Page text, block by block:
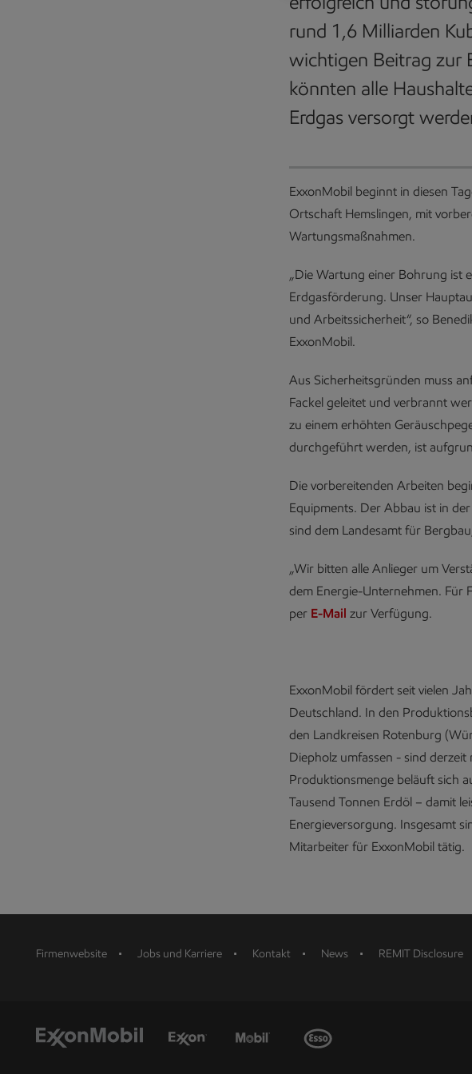
rund 1,6 Milliarden
wichtigen Beitrag zur
könnten alle
Erdgas versorgt
ExxonMobil beginnt in diesen
Ortschaft Hemslingen, mit
Wartungsmaßnahmen.
„Die Wartung einer Bohrung ist
Erdgasförderung. Unser
und Arbeitssicherheit“, so
ExxonMobil.
Aus Sicherheitsgründen muss
Fackel geleitet und verbrannt
zu einem erhöhten
durchgeführt werden, ist
Die vorbereitenden Arbeiten
Equipments. Der Abbau ist in
sind dem Landesamt für
„Wir bitten alle Anlieger um
dem Energie-Unternehmen. Für
per E-Mail zur Verfügung.
ExxonMobil fördert seit vielen
Deutschland. In den
den Landkreisen Rotenburg
Diepholz umfassen - sind
Produktionsmenge beläuft sich
Tausend Tonnen Erdöl – damit
Energieversorgung. Insgesamt
Mitarbeiter für ExxonMobil tätig.
Firmenwebsite Jobs und Karriere Kontakt News REMIT Disclosure